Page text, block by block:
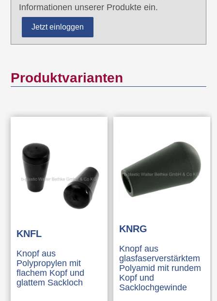
Informationen unserer Produkte ein.
Jetzt einloggen
Produktvarianten
KNFL
Knopf aus
Polypropylen mit
flachem Kopf und
glattem Sackloch
KNRG
Knopf aus
glasfaserverstärktem
Polyamid mit rundem
Kopf und
Sacklochgewinde